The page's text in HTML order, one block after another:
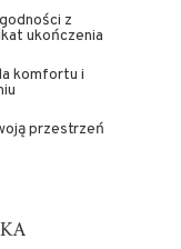
z
ukończenia
komfortu i
przestrzeń